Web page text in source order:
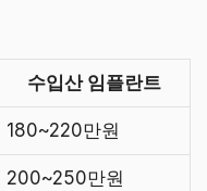
수입산 임플란트
180~220만원
200~250만원